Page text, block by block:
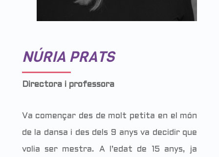
NÚRIA PRATS
Directora i professora
Va començar des de molt petita en el món
de la dansa i des dels 9 anys va decidir que
volia ser mestra. A l’edat de 15 anys, ja